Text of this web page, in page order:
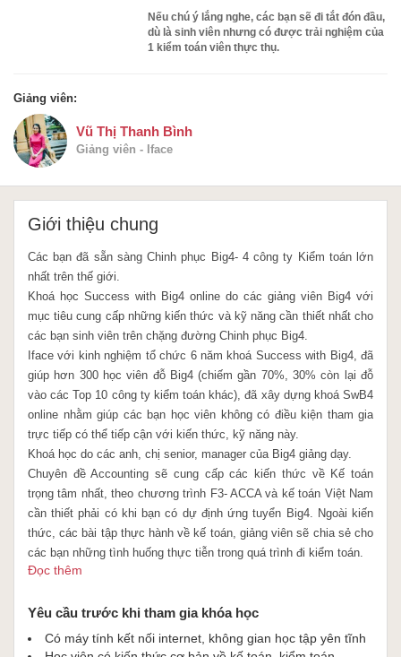
Nếu chú ý lắng nghe, các bạn sẽ đi tắt đón đầu,
dù là sinh viên nhưng có được trải nghiệm của
1 kiểm toán viên thực thụ.
Giảng viên:
Vũ Thị Thanh Bình
Giảng viên - Iface
Giới thiệu chung
Các bạn đã sẵn sàng Chinh phục Big4- 4 công ty Kiểm toán lớn
nhất trên thế giới.
Khoá học Success with Big4 online do các giảng viên Big4 với
mục tiêu cung cấp những kiến thức và kỹ năng cần thiết nhất cho
các bạn sinh viên trên chặng đường Chinh phục Big4.
Iface với kinh nghiệm tổ chức 6 năm khoá Success with Big4, đã
giúp hơn 300 học viên đỗ Big4 (chiếm gần 70%, 30% còn lại đỗ
vào các Top 10 công ty kiểm toán khác), đã xây dựng khoá SwB4
online nhằm giúp các bạn học viên không có điều kiện tham gia
trực tiếp có thể tiếp cận với kiến thức, kỹ năng này.
Khoá học do các anh, chị senior, manager của Big4 giảng dạy.
Chuyên đề Accounting sẽ cung cấp các kiến thức về Kế toán
trọng tâm nhất, theo chương trình F3- ACCA và kế toán Việt Nam
cần thiết phải có khi bạn có dự định ứng tuyển Big4. Ngoài kiến
thức, các bài tập thực hành về kế toán, giảng viên sẽ chia sẻ cho
các bạn những tình huống thực tiễn trong quá trình đi kiểm toán.
Chuyên đề Kế toán sẽ bao gồm các kiến thức trọng tâm như sau:
- Phần hành tiền.
- Tài sản cố định và tài sản dài hạn khác.
- Hàng tồn kho giá vốn.
Đọc thêm
Yêu cầu trước khi tham gia khóa học
Có máy tính kết nối internet, không gian học tập yên tĩnh